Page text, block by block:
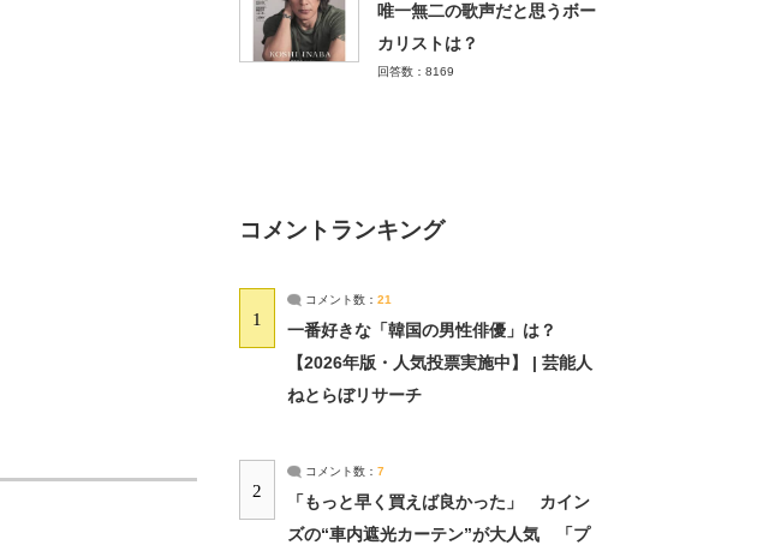
唯一無二の歌声だと思うボー
カリストは？
回答数：8169
コメントランキング
1
コメント数： 21
一番好きな「韓国の男性俳優」は？
【2026年版・人気投票実施中】 | 芸能人
ねとらぼリサーチ
2
コメント数： 7
「もっと早く買えば良かった」 カイン
ズの“車内遮光カーテン”が大人気 「プ